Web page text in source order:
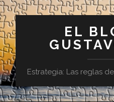
EL
Estrategia: Las reglas